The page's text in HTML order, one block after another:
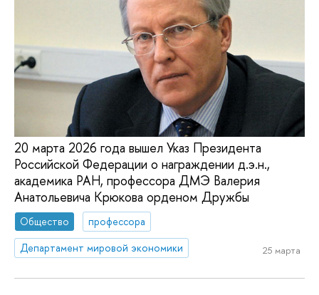
20 марта 2026 года вышел Указ Президента
Российской Федерации о награждении д.э.н.,
академика РАН, профессора ДМЭ Валерия
Анатольевича Крюкова орденом Дружбы
Общество
профессора
Департамент мировой экономики
25 марта